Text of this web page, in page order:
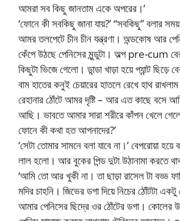
আমরা সব কিছু জানতাম একে অপরের।’
‘ফোনে কী সবকিছু জানা যায়?’ “সবকিছু” বলার
আমর তলপেটে চীন চীন যন্ত্রণা। অন্ডকোষ আর
কেঁপে উঠছে পেনিসের মুন্ডুটা। অল্প pre-cum বের
কিছুটা ভিজে গেলো। ডান্ডা খাড়া হয়ে প্যান্ট ছিড়ে
বাম হাতের কনুই চেয়ারের হাতলে রেখে হাথ
রেহানার ঠোঁটে আমর দৃষ্টি – আর এত কাছে বসে
আছি। ভাবতে আমার সারা শরীরে কাঁপন খেলে
ফোনে কী কথা হত আপনাদের?’
‘সেটা তোমার সামনে বলা যাবে না।’ বেপরোয়া
লাল হলো। আর বুকের পিন্ড দুটা উঠানামা করতে
‘আমি তো আর খুকী না। তা ছাড়া রাসেল টা বড্ড
মদির চাহনি। জিভের ডগা দিয়ে নিচের ঠোঁটটা
আমার পেনিসের ছিদ্রে ওর ঠোঁটের ডগা। কোলের